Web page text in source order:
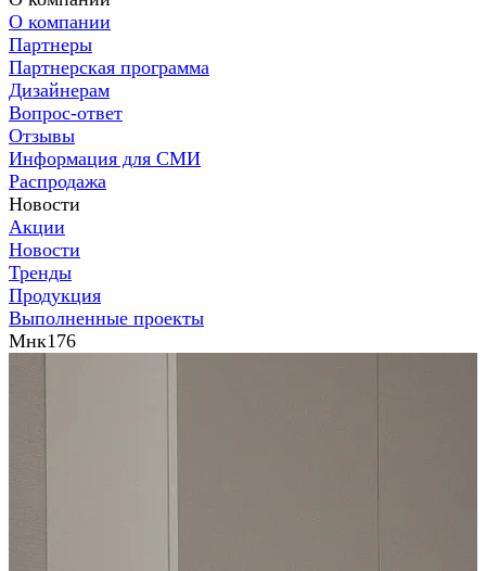
О компании
Партнеры
Партнерская программа
Дизайнерам
Вопрос-ответ
Отзывы
Информация для СМИ
Распродажа
Новости
Акции
Новости
Тренды
Продукция
Выполненные проекты
Мнк176